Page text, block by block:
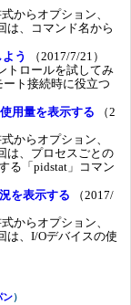
からオプション、
は、コマンド名から
う
（2017/7/21）
トロールを試してみ
ト接続時に役立つ
用量を表示する （2
からオプション、
は、プロセスごとの
る「pidstat」コマン
を表示する （2017/
からオプション、
は、I/Oデバイスの使
ン）